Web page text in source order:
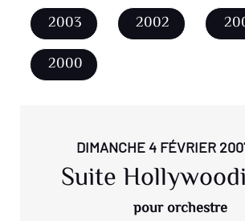
2003
2002
2000
DIMANCHE 4 FÉVRIER
Suite
pour orchestre